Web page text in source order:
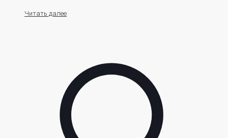
Читать далее